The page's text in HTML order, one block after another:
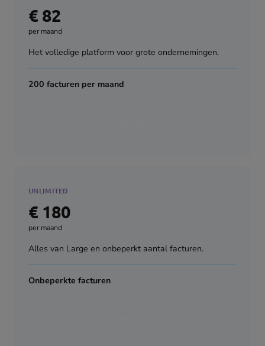
€ 82
per maand
Het volledige platform voor grote ondernemingen.
200 facturen per maand
UNLIMITED
€ 180
per maand
Alles van Large en onbeperkt aantal facturen.
Onbeperkte facturen